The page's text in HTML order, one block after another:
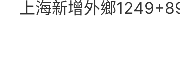
上海新增外鄉